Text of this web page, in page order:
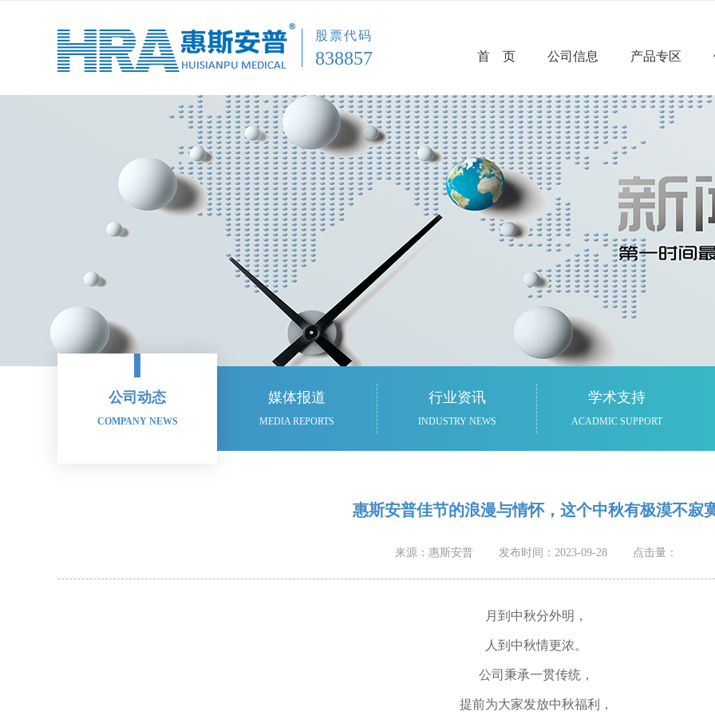
股票代码
838857 首 页 公司信息 产品专区
公司动态
COMPANY NEWS
媒体报道
MEDIA REPORTS
行业资讯
INDUSTRY NEWS
学术支持
ACADMIC SUPPORT
惠斯安普佳节的浪漫与情怀，这个中秋有极漠不寂
来源：惠斯安普 发布时间：2023-09-28 点击量：
月到中秋分外明，
人到中秋情更浓。
公司秉承一贯传统，
提前为大家发放中秋福利，